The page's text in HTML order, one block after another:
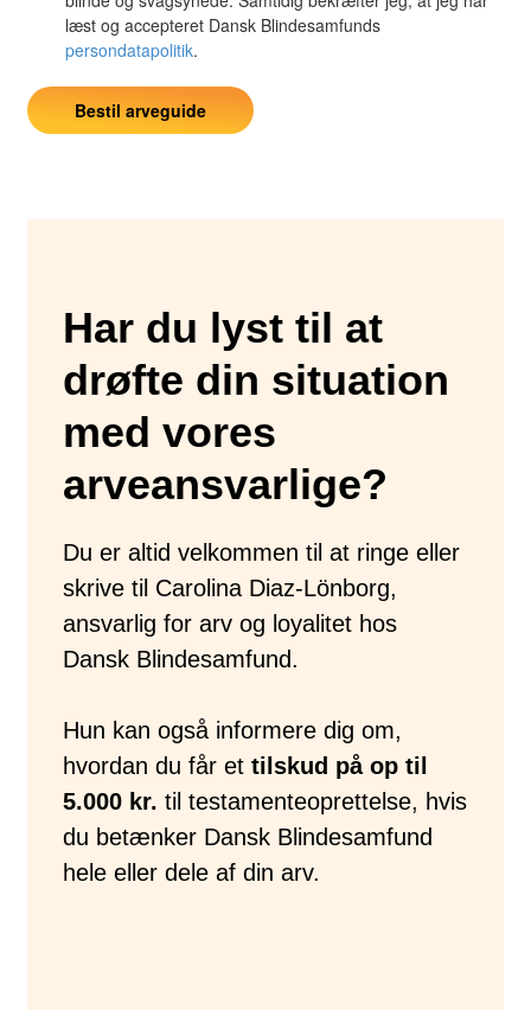
Har du lyst til at
drøfte din situation
med vores
arveansvarlige?
Du er altid velkommen til at ringe eller
skrive til Carolina Diaz-Lönborg,
ansvarlig for arv og loyalitet hos
Dansk Blindesamfund.
Hun kan også informere dig om,
hvordan du får et tilskud på op til
5.000 kr. til testamenteoprettelse, hvis
du betænker Dansk Blindesamfund
hele eller dele af din arv.